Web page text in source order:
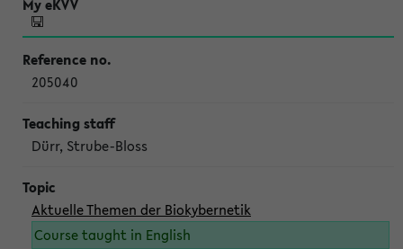
205040
Dürr, Strube-Bloss
Aktuelle Themen der Biokybernetik
Course taught in English